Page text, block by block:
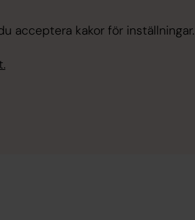
acceptera kakor för inställningar.